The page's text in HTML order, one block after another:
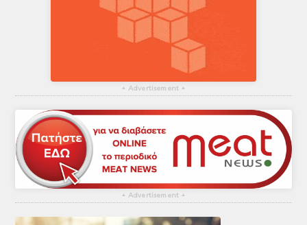
▴ Advertisement ▴
▴ Advertisement ▴